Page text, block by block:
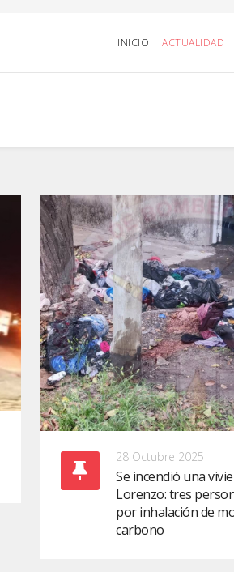
INICIO ACTUALIDAD
28 Octubre 2025
Se incendió una
Lorenzo: tres
por inhalación de
carbono